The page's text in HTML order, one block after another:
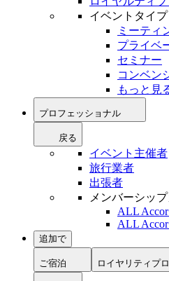
イベントタイプ
ミーティ
プライベ
セミナー
コンベン
もっと見
プロフェッショナル
戻る
イベント主催者
旅行業者
出張者
メンバーシッ
ALL
ALL
追加で
ご宿泊 ロイヤリティプ